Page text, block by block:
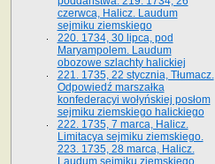
czerwca, Halicz. Laudum
sejmiku ziemskiego
220. 1734, 30 lipca, pod
Maryampolem. Laudum
obozowe szlachty halickiej
221. 1735, 22 stycznia, Tłumacz.
Odpowiedź marszałka
konfederacyi wołyńskiej posłom
sejmiku ziemskiego halickiego
222. 1735, 7 marca, Halicz.
Limitacya sejmiku ziemskiego.
223. 1735, 28 marca, Halicz.
Laudum sejmiku ziemskiego